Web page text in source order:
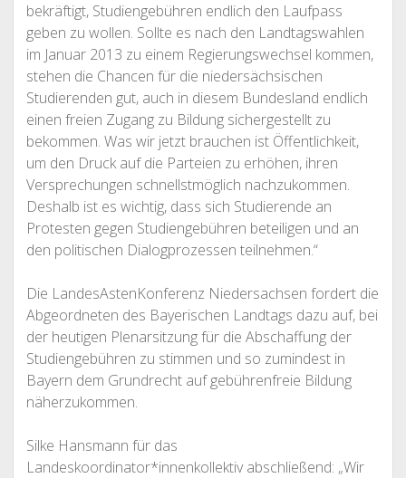
bekräftigt, Studiengebühren endlich den Laufpass
geben zu wollen. Sollte es nach den Landtagswahlen
im Januar 2013 zu einem Regierungswechsel kommen,
stehen die Chancen für die niedersächsischen
Studierenden gut, auch in diesem Bundesland endlich
einen freien Zugang zu Bildung sichergestellt zu
bekommen. Was wir jetzt brauchen ist Öffentlichkeit,
um den Druck auf die Parteien zu erhöhen, ihren
Versprechungen schnellstmöglich nachzukommen.
Deshalb ist es wichtig, dass sich Studierende an
Protesten gegen Studiengebühren beteiligen und an
den politischen Dialogprozessen teilnehmen.“
Die LandesAstenKonferenz Niedersachsen fordert die
Abgeordneten des Bayerischen Landtags dazu auf, bei
der heutigen Plenarsitzung für die Abschaffung der
Studiengebühren zu stimmen und so zumindest in
Bayern dem Grundrecht auf gebührenfreie Bildung
näherzukommen.
Silke Hansmann für das
Landeskoordinator*innenkollektiv abschließend: „Wir